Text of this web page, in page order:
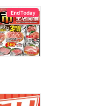
End Today